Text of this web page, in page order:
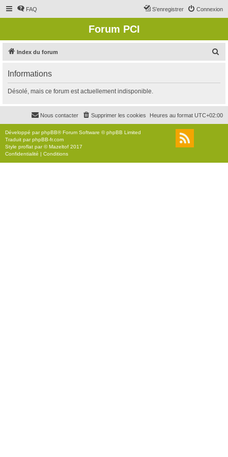
FAQ Connexion
S’enregistrer
Forum PCI
Index du forum
r
c
r
Informations
Désolé, mais ce forum est actuellement indisponible.
Heures au format UTC+02:00
Supprimer les cookies
Nous contacter
Développé parphpBB® Forum Software © phpBB Limited
Traduit parphpBB-fr.com
Style proflat par ©Mazeltof 2017
Confidentialité | Conditions